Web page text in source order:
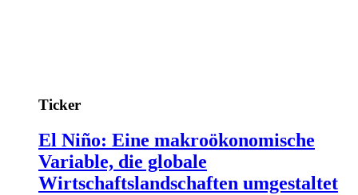
Ticker
El Niño: Eine makroökonomische
Variable, die globale
Wirtschaftslandschaften umgestaltet